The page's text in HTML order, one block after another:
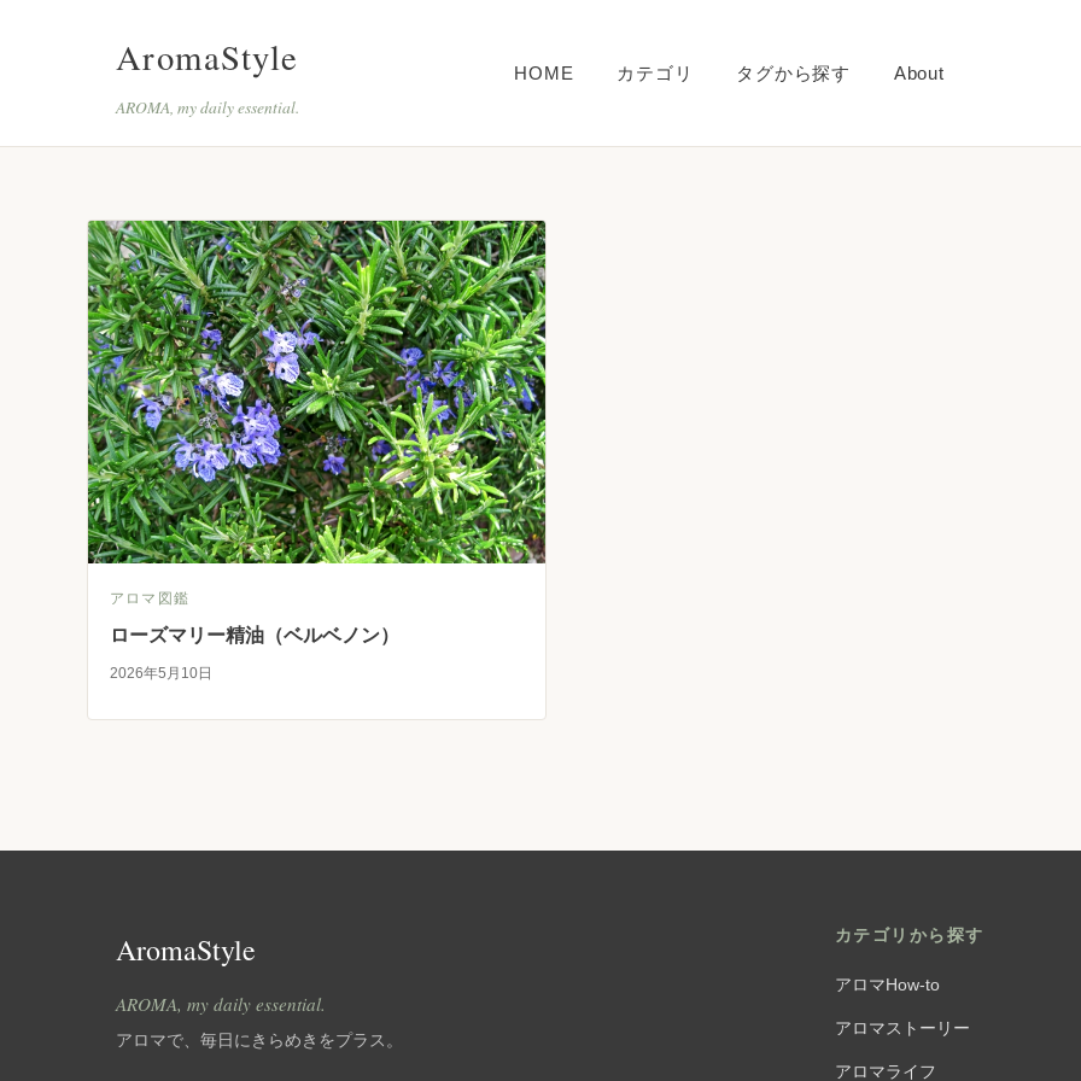
AromaStyle
AROMA, my daily essential.
HOME カテゴリ タグから探す About
アロマ図鑑
ローズマリー精油（ベルベノン）
2026年5月10日
AromaStyle
AROMA, my daily essential.
アロマで、毎日にきらめきをプラス。
カテゴリから探す
アロマHow-to
アロマストーリー
アロマライフ